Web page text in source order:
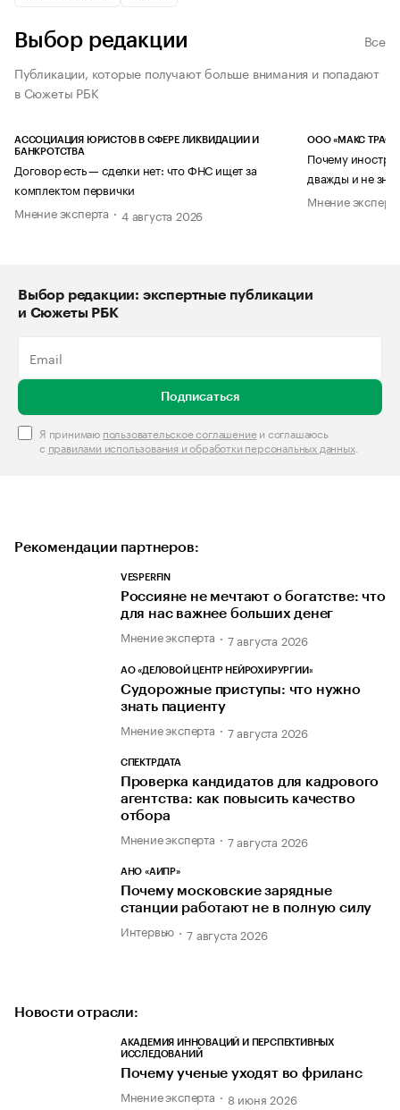
Выбор редакции
Все
Публикации, которые получают больше внимания и попадают
в Сюжеты РБК
АССОЦИАЦИЯ ЮРИСТОВ В СФЕРЕ ЛИКВИДАЦИИ И
БАНКРОТСТВА
Договор есть — сделки нет: что ФНС ищет за
комплектом первички
Мнение эксперта
4 августа 2026
ООО «МАКС ТРАСТ»
Почему
дважды и не
Мнение
Выбор редакции: экспертные публикации
и Сюжеты РБК
Подписаться
Я принимаю пользовательское соглашениеи соглашаюсь
с правилами использования и обработки персональных данных.
Рекомендации партнеров:
VESPERFIN
Россияне не мечтают о богатстве: что
для нас важнее больших денег
Мнение эксперта 7 августа 2026
АО «ДЕЛОВОЙ ЦЕНТР НЕЙРОХИРУРГИИ»
Судорожные приступы: что нужно
знать пациенту
Мнение эксперта 7 августа 2026
СПЕКТРДАТА
Проверка кандидатов для кадрового
агентства: как повысить качество
отбора
Мнение эксперта 7 августа 2026
АНО «АИПР»
Почему московские зарядные
станции работают не в полную силу
Интервью 7 августа 2026
Новости отрасли:
АКАДЕМИЯ ИННОВАЦИЙ И ПЕРСПЕКТИВНЫХ
ИССЛЕДОВАНИЙ
Почему ученые уходят во фриланс
Мнение эксперта 8 июня 2026